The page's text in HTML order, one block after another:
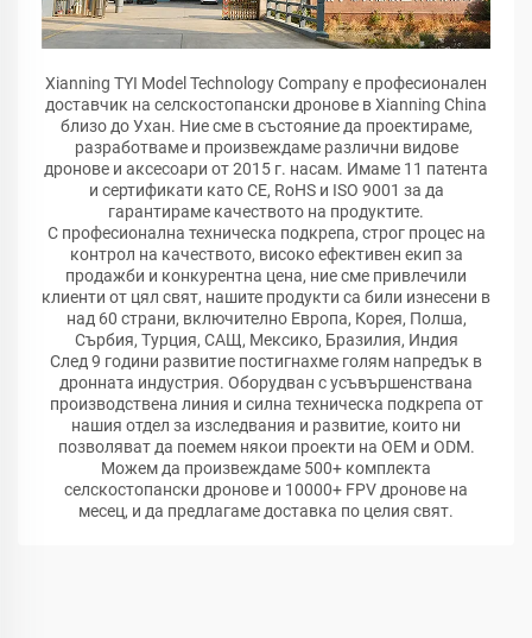
Xianning TYI Model Technology Company е професионален
доставчик на селскостопански дронове в Xianning China
близо до Ухан. Ние сме в състояние да проектираме,
разработваме и произвеждаме различни видове
дронове и аксесоари от 2015 г. насам. Имаме 11 патента
и сертификати като CE, RoHS и ISO 9001 за да
гарантираме качеството на продуктите.
С професионална техническа подкрепа, строг процес на
контрол на качеството, високо ефективен екип за
продажби и конкурентна цена, ние сме привлечили
клиенти от цял свят, нашите продукти са били изнесени в
над 60 страни, включително Европа, Корея, Полша,
Сърбия, Турция, САЩ, Мексико, Бразилия, Индия
След 9 години развитие постигнахме голям напредък в
дронната индустрия. Оборудван с усъвършенствана
производствена линия и силна техническа подкрепа от
нашия отдел за изследвания и развитие, които ни
позволяват да поемем някои проекти на OEM и ODM.
Можем да произвеждаме 500+ комплекта
селскостопански дронове и 10000+ FPV дронове на
месец, и да предлагаме доставка по целия свят.